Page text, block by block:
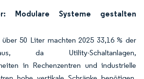
Modulare Systeme gestalten
über 50 Liter machten 2025 33,16 % der
da Utility-Schaltanlagen,
in Rechenzentren und industrielle